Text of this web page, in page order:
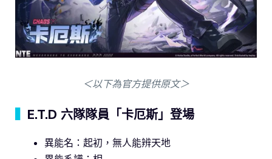
＜以下為官方提供原文＞
E.T.D 六隊隊員「卡厄斯」登場
異能名：起初，無人能辨天地